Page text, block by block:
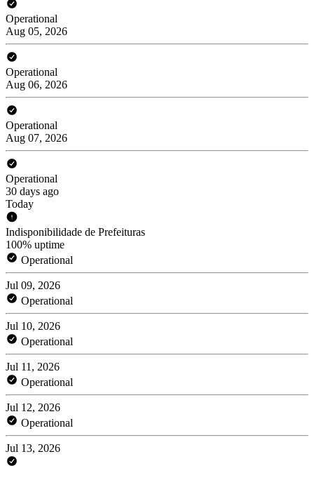
Operational
Aug 05, 2026
Operational
Aug 06, 2026
Operational
Aug 07, 2026
Operational
30 days ago
Today
Indisponibilidade de Prefeituras
100% uptime
Operational
Jul 09, 2026
Operational
Jul 10, 2026
Operational
Jul 11, 2026
Operational
Jul 12, 2026
Operational
Jul 13, 2026